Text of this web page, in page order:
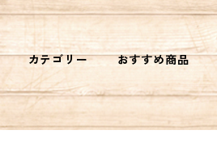
カテゴリー おすすめ商品